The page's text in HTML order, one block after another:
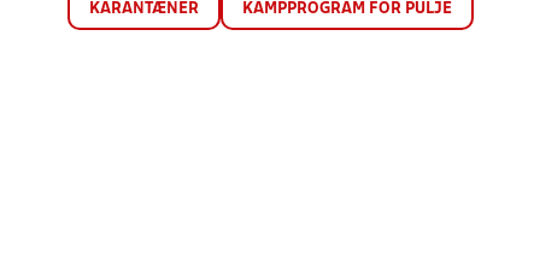
KARANTÆNER KAMPPROGRAM FOR PULJE